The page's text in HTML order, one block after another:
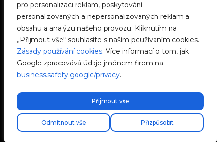
pro personalizaci reklam, poskytování
personalizovaných a nepersonalizovaných reklam a
obsahu a analýzu našeho provozu. Kliknutím na
„Přijmout vše“ souhlasíte s naším používáním cookies.
Zásady používání cookies. Více informací o tom, jak
Google zpracovává údaje jménem firem na
business.safety.google/privacy.
Přizpůsobit
Odmítnout vše
Přijmout vše
e-Chargers
V2C Power
V2C Cloud
Zdarma expresní doprava!
V2C © 2026 All rights reserved.